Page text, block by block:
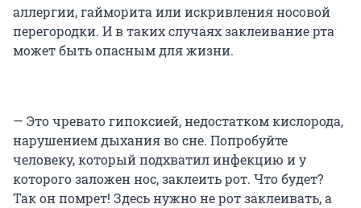
аллергии, гайморита или искривления носовой
перегородки. И в таких случаях заклеивание рта
может быть опасным для жизни.
— Это чревато гипоксией, недостатком кислорода,
нарушением дыхания во сне. Попробуйте
человеку, который подхватил инфекцию и у
которого заложен нос, заклеить рот. Что будет?
Так он помрет! Здесь нужно не рот заклеивать, а